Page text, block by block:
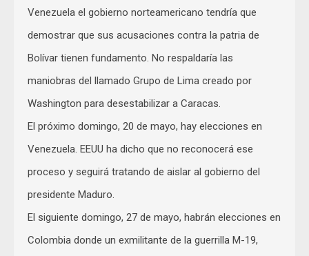
Venezuela el gobierno norteamericano tendría que
demostrar que sus acusaciones contra la patria de
Bolívar tienen fundamento. No respaldaría las
maniobras del llamado Grupo de Lima creado por
Washington para desestabilizar a Caracas.
El próximo domingo, 20 de mayo, hay elecciones en
Venezuela. EEUU ha dicho que no reconocerá ese
proceso y seguirá tratando de aislar al gobierno del
presidente Maduro.
El siguiente domingo, 27 de mayo, habrán elecciones en
Colombia donde un exmilitante de la guerrilla M-19,